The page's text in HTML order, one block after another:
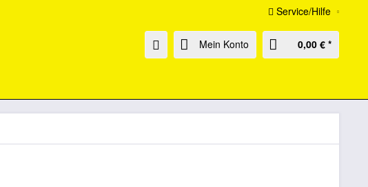
Service/Hilfe
Mein Konto 0,00 € *